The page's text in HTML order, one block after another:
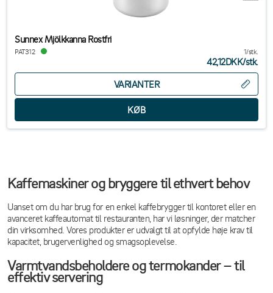
Sunnex Mjölkkanna Rostfri
PAT312 1/stk.
42,12DKK/stk.
VARIANTER
Kaffemaskiner og bryggere til ethvert behov
Uanset om du har brug for en enkel kaffebrygger til kontoret eller en
avanceret kaffeautomat til restauranten, har vi løsninger, der matcher
din virksomhed. Vores produkter er udvalgt til at opfylde høje krav til
kapacitet, brugervenlighed og smagsoplevelse.
Varmtvandsbeholdere og termokander – til
effektiv servering